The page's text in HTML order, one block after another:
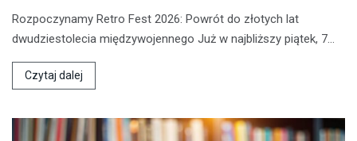
Rozpoczynamy Retro Fest 2026: Powrót do złotych lat
dwudziestolecia międzywojennego Już w najbliższy piątek, 7…
Czytaj dalej